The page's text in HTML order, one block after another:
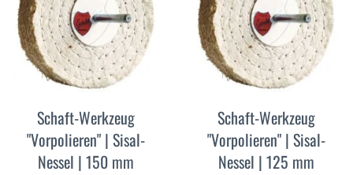
Schaft-Werkzeug
"Vorpolieren" | Sisal-
Nessel | 150 mm
Schaft-Werkzeug
"Vorpolieren" | Sisal-
Nessel | 125 mm